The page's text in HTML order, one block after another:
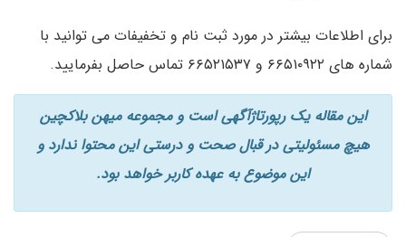
برای اطلاعات بیشتر در مورد ثبت نام و تخفیفات می توانید با
شماره های ۶۶۵۱۰۹۲۲ و ۶۶۵۲۱۵۳۷ تماس حاصل بفرمایید.
این مقاله یک رپورتاژآگهی است و مجموعه میهن بلاکچین
هیچ مسئولیتی در قبال صحت و درستی این محتوا ندارد و
این موضوع به عهده کاربر خواهد بود.